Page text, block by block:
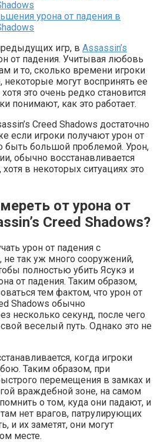
урона от падения в
игр, в Assassin’s
от падения. Учитывая любовь
и то, сколько времени игроки
некоторые могут воспринять ее
это очень редко становится
понимают, как это работает.
Creed Shadows достаточно
если игроки получают урон от
быть большой проблемой. Урон,
обычно восстанавливается
в некоторых ситуациях это
от урона от
Creed Shadows?
урон от падения с
так уж много сооружений,
полностью убить Ясукэ и
от падения. Таким образом,
тем фактом, что урон от
Shadows обычно
несколько секунд, после чего
веселый путь. Однако это не
когда игроки
Таким образом, при
перемещения в замках и
враждебной зоне, на самом
о том, куда они падают, и
нет врагов, патрулирующих
и их заметят, они могут
месте.